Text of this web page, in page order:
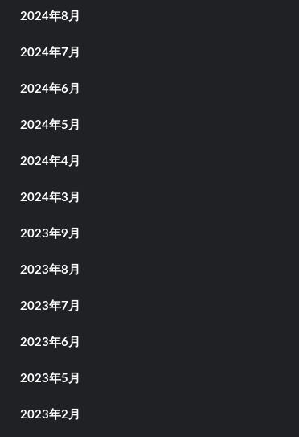
2024年8月
2024年7月
2024年6月
2024年5月
2024年4月
2024年3月
2023年9月
2023年8月
2023年7月
2023年6月
2023年5月
2023年2月